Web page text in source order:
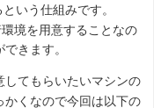
いう仕組みです。
境を用意することなの
きます。
してもらいたいマシンの
くなので今回は以下の